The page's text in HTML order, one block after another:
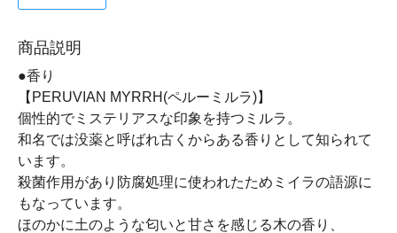
商品説明
●香り
【PERUVIAN MYRRH(ペルーミルラ)】
個性的でミステリアスな印象を持つミルラ。
和名では没薬と呼ばれ古くからある香りとして知られて
います。
殺菌作用があり防腐処理に使われたためミイラの語源に
もなっています。
ほのかに土のような匂いと甘さを感じる木の香り、